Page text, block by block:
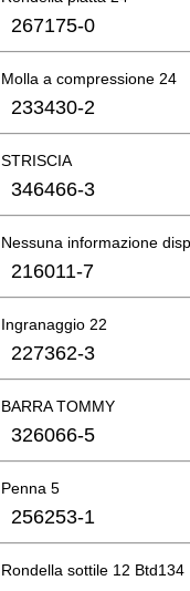
267175-0
Molla a compressione 24
233430-2
STRISCIA
346466-3
Nessuna informazione
216011-7
Ingranaggio 22
227362-3
BARRA TOMMY
326066-5
Penna 5
256253-1
Rondella sottile 12 Btd134